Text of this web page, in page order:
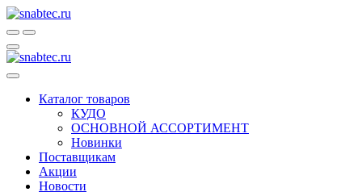
Каталог товаров
КУДО
ОСНОВНОЙ АССОРТИМЕНТ
Новинки
Поставщикам
Акции
Новости